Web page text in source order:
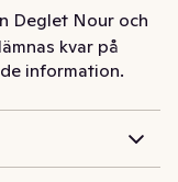
Deglet Nour och
kvar på
de och
bakning,
information.